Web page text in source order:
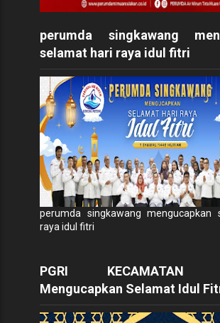
perumda singkawang
selamat hari raya idul fitri
perumda singkawang mengucapkan
raya idul fitri
PGRI KECAMATAN
Mengucapkan Selamat Idul